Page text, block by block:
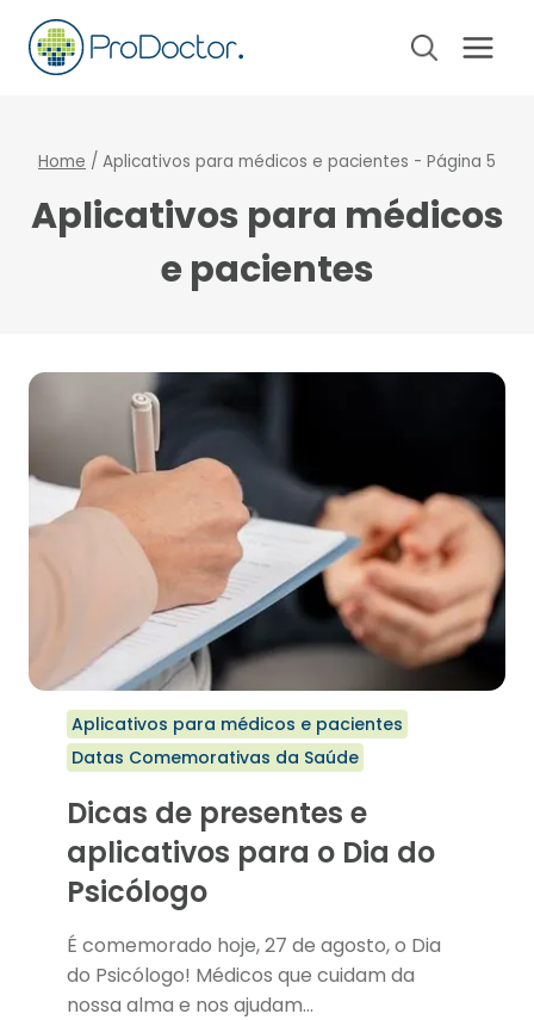
Pular
para
Home / Aplicativos para médicos e pacientes - Página 5
Aplicativos para médicos
e pacientes
Aplicativos para médicos e pacientes
Datas Comemorativas da Saúde
Dicas de presentes e
aplicativos para o Dia do
Psicólogo
É comemorado hoje, 27 de agosto, o Dia
do Psicólogo! Médicos que cuidam da
nossa alma e nos ajudam…